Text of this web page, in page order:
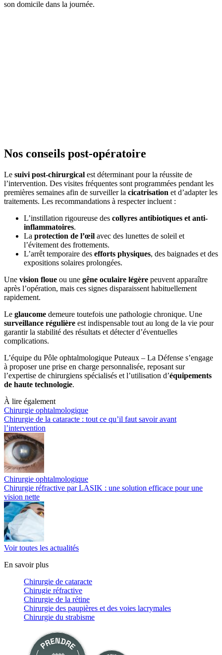
son domicile dans la journée.
Nos conseils post-opératoire
Le suivi post-chirurgical est déterminant pour la réussite de
l’intervention. Des visites fréquentes sont programmées pendant les
premières semaines afin de surveiller la cicatrisation et d’adapter les
traitements. Les recommandations à respecter incluent :
L’instillation rigoureuse des collyres antibiotiques et anti-
inflammatoires.
La protection de l’œil avec des lunettes de soleil et
l’évitement des frottements.
L’arrêt temporaire des efforts physiques, des baignades et des
expositions solaires prolongées.
Une vision floue ou une gêne oculaire légère peuvent apparaître
après l’opération, mais ces signes disparaissent habituellement
rapidement.
Le glaucome demeure toutefois une pathologie chronique. Une
surveillance régulière est indispensable tout au long de la vie pour
garantir la stabilité des résultats et détecter d’éventuelles
complications.
L’équipe du Pôle ophtalmologique Puteaux – La Défense s’engage
à proposer une prise en charge personnalisée, reposant sur
l’expertise de chirurgiens spécialisés et l’utilisation d’équipements
de haute technologie.
À lire également
Chirurgie ophtalmologique
Chirurgie de la cataracte : tout ce qu’il faut savoir avant
l’intervention
Chirurgie ophtalmologique
Chirurgie réfractive par LASIK : une solution efficace pour une
vision nette
Voir toutes les actualités
En savoir plus
Chirurgie de cataracte
Chirugie réfractive
Chirurgie de la rétine
Chirurgie des paupières et des voies lacrymales
Chirurgie du strabisme